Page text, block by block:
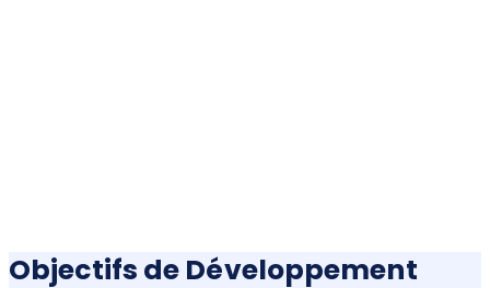
Objectifs de Développement